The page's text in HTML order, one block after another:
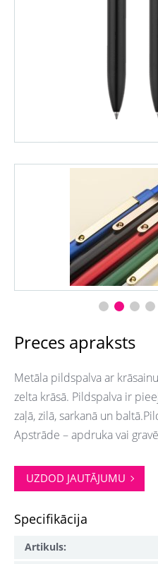
Preces apraksts
Metāla pildspalva ar
zelta krāsā. Pildspalva ir
zaļā, zilā, sarkanā un
Apstrāde – apdruka vai
UZDOD JAUTĀJUMU
Specifikācija
Artikuls: